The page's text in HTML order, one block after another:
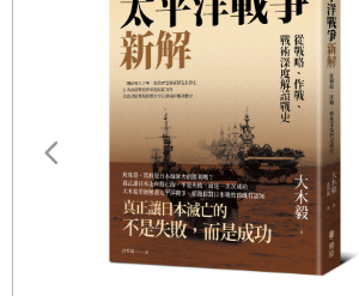
讀博士，而且馬上就成為指導教授委託研究案
建自己的領英（ LinkedIn ）帳號後，旋即獲得
一家在中國投資數十億美元的美商工作。向祖
實。他與大多數年輕人不同，全身散發自信，
之風。雖然二十四歲的他還是個博士生，但他
市收入的前百分之十，也經常出席涉及商業機
重要人士私下談話。向祖還開著一輛嶄新的黑
於渴望進一步瞭解國際市場，他還打算在畢業